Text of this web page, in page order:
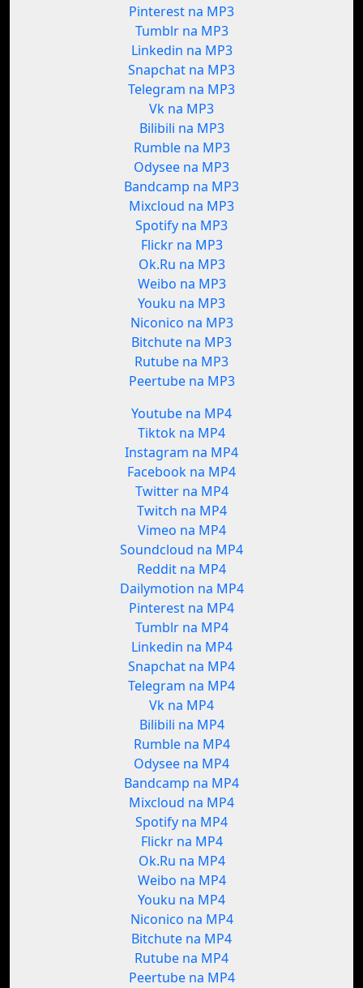
Pinterest na MP3
Tumblr na MP3
Linkedin na MP3
Snapchat na MP3
Telegram na MP3
Vk na MP3
Bilibili na MP3
Rumble na MP3
Odysee na MP3
Bandcamp na MP3
Mixcloud na MP3
Spotify na MP3
Flickr na MP3
Ok.Ru na MP3
Weibo na MP3
Youku na MP3
Niconico na MP3
Bitchute na MP3
Rutube na MP3
Peertube na MP3
Youtube na MP4
Tiktok na MP4
Instagram na MP4
Facebook na MP4
Twitter na MP4
Twitch na MP4
Vimeo na MP4
Soundcloud na MP4
Reddit na MP4
Dailymotion na MP4
Pinterest na MP4
Tumblr na MP4
Linkedin na MP4
Snapchat na MP4
Telegram na MP4
Vk na MP4
Bilibili na MP4
Rumble na MP4
Odysee na MP4
Bandcamp na MP4
Mixcloud na MP4
Spotify na MP4
Flickr na MP4
Ok.Ru na MP4
Weibo na MP4
Youku na MP4
Niconico na MP4
Bitchute na MP4
Rutube na MP4
Peertube na MP4